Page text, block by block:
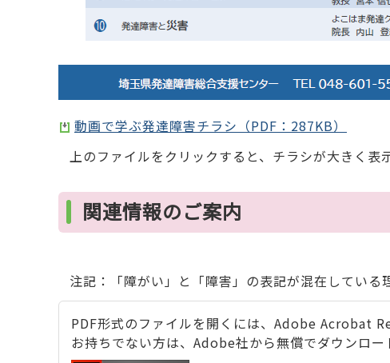
動画で学ぶ発達障害チラシ（PDF：287KB）
上のファイルをクリックすると、チラシが大きく表
関連情報のご案内
注記：「障がい」と「障害」の表記が混在している
PDF形式のファイルを開くには、Adobe Acrobat
お持ちでない方は、Adobe社から無償でダウンロー